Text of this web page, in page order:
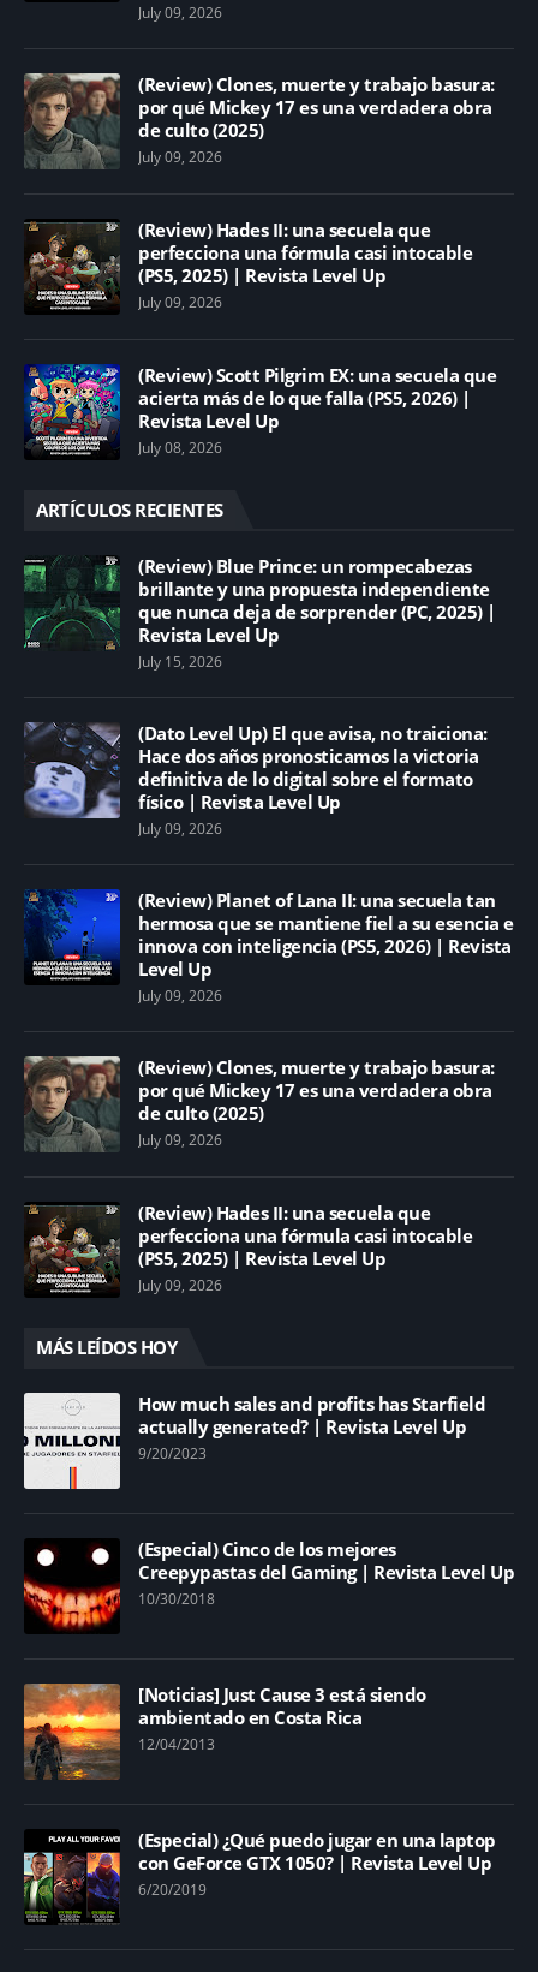
July 09, 2026
(Review) Clones, muerte y trabajo basura:
por qué Mickey 17 es una verdadera obra
de culto (2025)
July 09, 2026
(Review) Hades II: una secuela que
perfecciona una fórmula casi intocable
(PS5, 2025) | Revista Level Up
July 09, 2026
(Review) Scott Pilgrim EX: una secuela que
acierta más de lo que falla (PS5, 2026) |
Revista Level Up
July 08, 2026
ARTÍCULOS RECIENTES
(Review) Blue Prince: un rompecabezas
brillante y una propuesta independiente
que nunca deja de sorprender (PC, 2025) |
Revista Level Up
July 15, 2026
(Dato Level Up) El que avisa, no traiciona:
Hace dos años pronosticamos la victoria
definitiva de lo digital sobre el formato
físico | Revista Level Up
July 09, 2026
(Review) Planet of Lana II: una secuela tan
hermosa que se mantiene fiel a su esencia e
innova con inteligencia (PS5, 2026) | Revista
Level Up
July 09, 2026
(Review) Clones, muerte y trabajo basura:
por qué Mickey 17 es una verdadera obra
de culto (2025)
July 09, 2026
(Review) Hades II: una secuela que
perfecciona una fórmula casi intocable
(PS5, 2025) | Revista Level Up
July 09, 2026
MÁS LEÍDOS HOY
How much sales and profits has Starfield
actually generated? | Revista Level Up
9/20/2023
(Especial) Cinco de los mejores
Creepypastas del Gaming | Revista Level Up
10/30/2018
[Noticias] Just Cause 3 está siendo
ambientado en Costa Rica
12/04/2013
(Especial) ¿Qué puedo jugar en una laptop
con GeForce GTX 1050? | Revista Level Up
6/20/2019